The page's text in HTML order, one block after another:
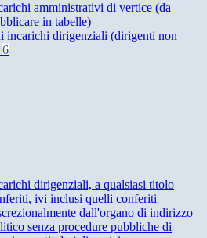
amministrativi di vertice (da
in tabelle)
incarichi dirigenziali (dirigenti non
6
dirigenziali, a qualsiasi titolo
ivi inclusi quelli conferiti
dall'organo di indirizzo
senza procedure pubbliche di